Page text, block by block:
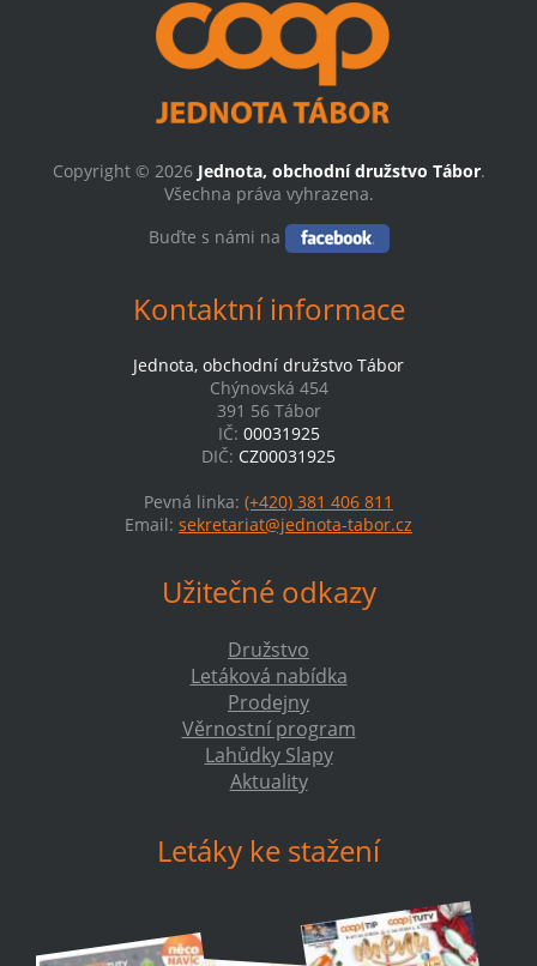
Copyright © 2026 Jednota, obchodní družstvo Tábor.
Všechna práva vyhrazena.
Buďte s námi na
Kontaktní informace
Jednota, obchodní družstvo Tábor
Chýnovská 454
391 56 Tábor
IČ: 00031925
DIČ: CZ00031925
Pevná linka: (+420) 381 406 811
Email: sekretariat@jednota-tabor.cz
Užitečné odkazy
Družstvo
Letáková nabídka
Prodejny
Věrnostní program
Lahůdky Slapy
Aktuality
Letáky ke stažení